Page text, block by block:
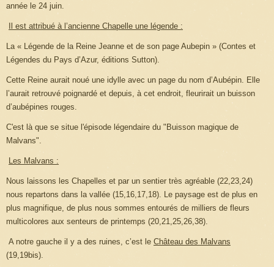
année le 24 juin.
Il est attribué à l’ancienne Chapelle une légende :
La « Légende de la Reine Jeanne et de son page Aubepin » (Contes et
Légendes du Pays d’Azur, éditions Sutton).
Cette Reine aurait noué une idylle avec un page du nom d’Aubépin. Elle
l’aurait retrouvé poignardé et depuis, à cet endroit, fleurirait un buisson
d’aubépines rouges.
C'est là que se situe l'épisode légendaire du "Buisson magique de
Malvans".
Les Malvans :
Nous laissons les Chapelles et par un sentier très agréable (22,23,24)
nous repartons dans la vallée (15,16,17,18). Le paysage est de plus en
plus magnifique, de plus nous sommes entourés de milliers de fleurs
multicolores aux senteurs de printemps (20,21,25,26,38).
A notre gauche il y a des ruines, c’est le Château des Malvans
(19,19bis).